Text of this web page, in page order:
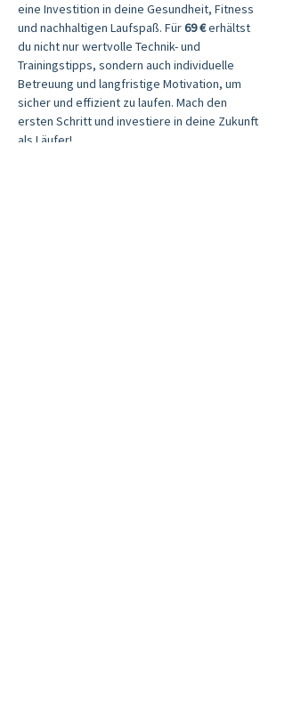
eine Investition in deine Gesundheit, Fitness
und nachhaltigen Laufspaß. Für 69 € erhältst
du nicht nur wertvolle Technik- und
Trainingstipps, sondern auch individuelle
Betreuung und langfristige Motivation, um
sicher und effizient zu laufen. Mach den
ersten Schritt und investiere in deine Zukunft
als Läufer!